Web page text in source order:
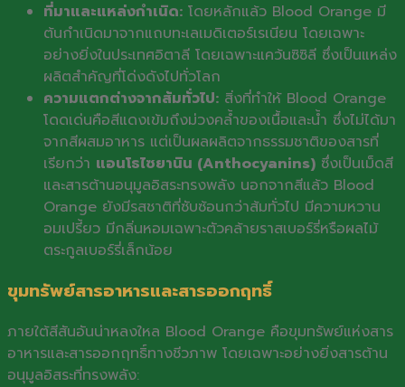
ที่มาและแหล่งกำเนิด: โดยหลักแล้ว Blood Orange มี
ต้นกำเนิดมาจากแถบทะเลเมดิเตอร์เรเนียน โดยเฉพาะ
อย่างยิ่งในประเทศอิตาลี โดยเฉพาะแคว้นซิซิลี ซึ่งเป็นแหล่ง
ผลิตสำคัญที่โด่งดังไปทั่วโลก
ความแตกต่างจากส้มทั่วไป: สิ่งที่ทำให้ Blood Orange
โดดเด่นคือสีแดงเข้มถึงม่วงคล้ำของเนื้อและน้ำ ซึ่งไม่ได้มา
จากสีผสมอาหาร แต่เป็นผลผลิตจากธรรมชาติของสารที่
เรียกว่า แอนโธไซยานิน (Anthocyanins) ซึ่งเป็นเม็ดสี
และสารต้านอนุมูลอิสระทรงพลัง นอกจากสีแล้ว Blood
Orange ยังมีรสชาติที่ซับซ้อนกว่าส้มทั่วไป มีความหวาน
อมเปรี้ยว มีกลิ่นหอมเฉพาะตัวคล้ายราสเบอร์รี่หรือผลไม้
ตระกูลเบอร์รี่เล็กน้อย
ขุมทรัพย์สารอาหารและสารออกฤทธิ์
ภายใต้สีสันอันน่าหลงใหล Blood Orange คือขุมทรัพย์แห่งสาร
อาหารและสารออกฤทธิ์ทางชีวภาพ โดยเฉพาะอย่างยิ่งสารต้าน
อนุมูลอิสระที่ทรงพลัง: